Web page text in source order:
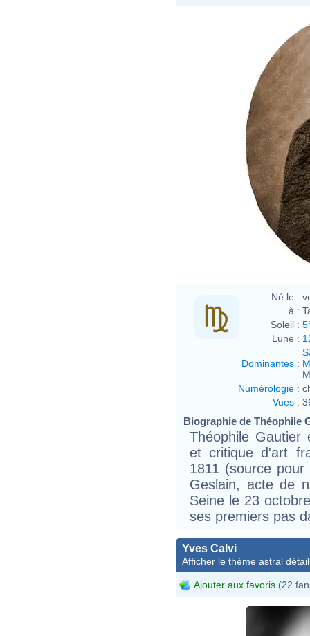
Né le :
à :
Soleil :
Lune :
Dominantes :
Numérologie :
Vues :
Biographie de Théophile
Théophile Gautier
et critique d'art
1811 (source
Geslain, acte de
Seine le 23
ses premiers pas
Yves Calvi
Afficher le thème astral
Ajouter aux favoris (22